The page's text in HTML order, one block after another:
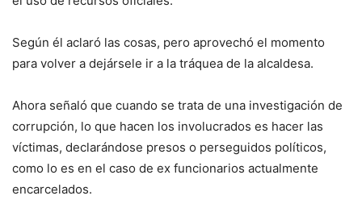
Según él aclaró las cosas, pero aprovechó el momento
para volver a dejársele ir a la tráquea de la alcaldesa.
Ahora señaló que cuando se trata de una investigación de
corrupción, lo que hacen los involucrados es hacer las
víctimas, declarándose presos o perseguidos políticos,
como lo es en el caso de ex funcionarios actualmente
encarcelados.